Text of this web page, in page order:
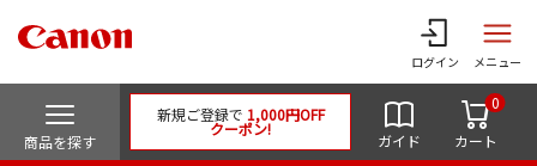
ログイン メニュー
商品を探す
新規ご登録で 1,000円OFF
クーポン!
ガイド カート
0